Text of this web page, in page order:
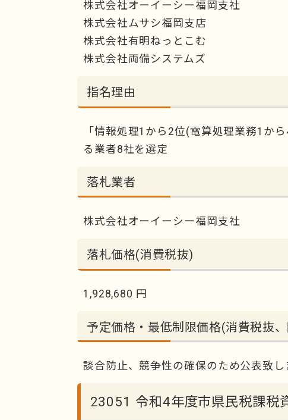
株式会社オーイーシー福岡支社
株式会社ムサシ福岡支店
株式会社有明ねっとこむ
株式会社両備システムズ
指名理由
「情報処理1から2位(電算処理業務1か
る業者8社を選定
落札業者
株式会社オーイーシー福岡支社
落札価格(消費税抜)
1,928,680 円
予定価格・最低制限価格(消費税抜
談合防止、競争性の確保のため公表致し
23051 令和4年度市県民税課